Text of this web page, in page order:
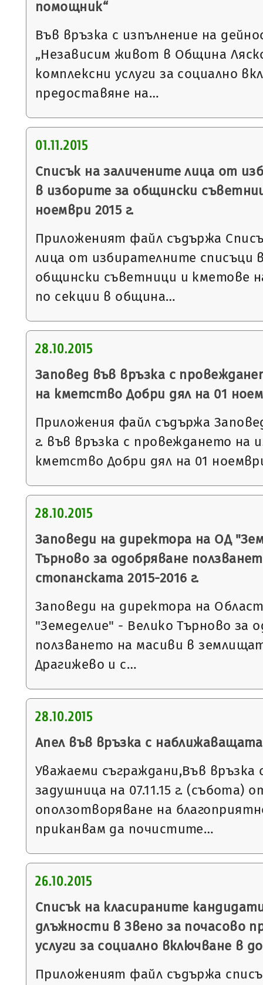
помощник“
Във връзка с изпълнение на
„Независим живот в Община
комплексни услуги за социално
предоставяне на…
01.11.2015
Списък на заличените лица от
в изборите за общински
ноември 2015 г.
Приложеният файл съдържа
лица от избирателните списъци
общински съветници и кметове
по секции в община…
28.10.2015
Заповед във връзка с
на кметство Добри дял на 01
Приложения файл съдържа
г. във връзка с провеждането на
кметство Добри дял на 01
28.10.2015
Заповеди на директора на ОД
Търново за одобряване
стопанската 2015-2016 г.
Заповеди на директора на
"Земеделие" - Велико Търново за
ползването на масиви в
Драгижево и с…
28.10.2015
Апел във връзка с
Уважаеми съграждани,Във
задушница на 07.11.15 г. (събота)
оползотворяване на
приканвам да почистите…
26.10.2015
Списък на класираните
длъжности в Звено за почасово
услуги за социално включване в
Приложеният файл съдържа